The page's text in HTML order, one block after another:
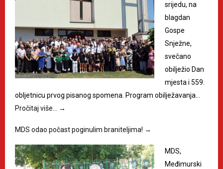
srijedu, na
blagdan
Gospe
Snježne,
svečano
obilježio Dan
mjesta i 559.
obljetnicu prvog pisanog spomena. Program obilježavanja…
Pročitaj više… →
MDS odao počast poginulim braniteljima! →
MDS,
Međimurski